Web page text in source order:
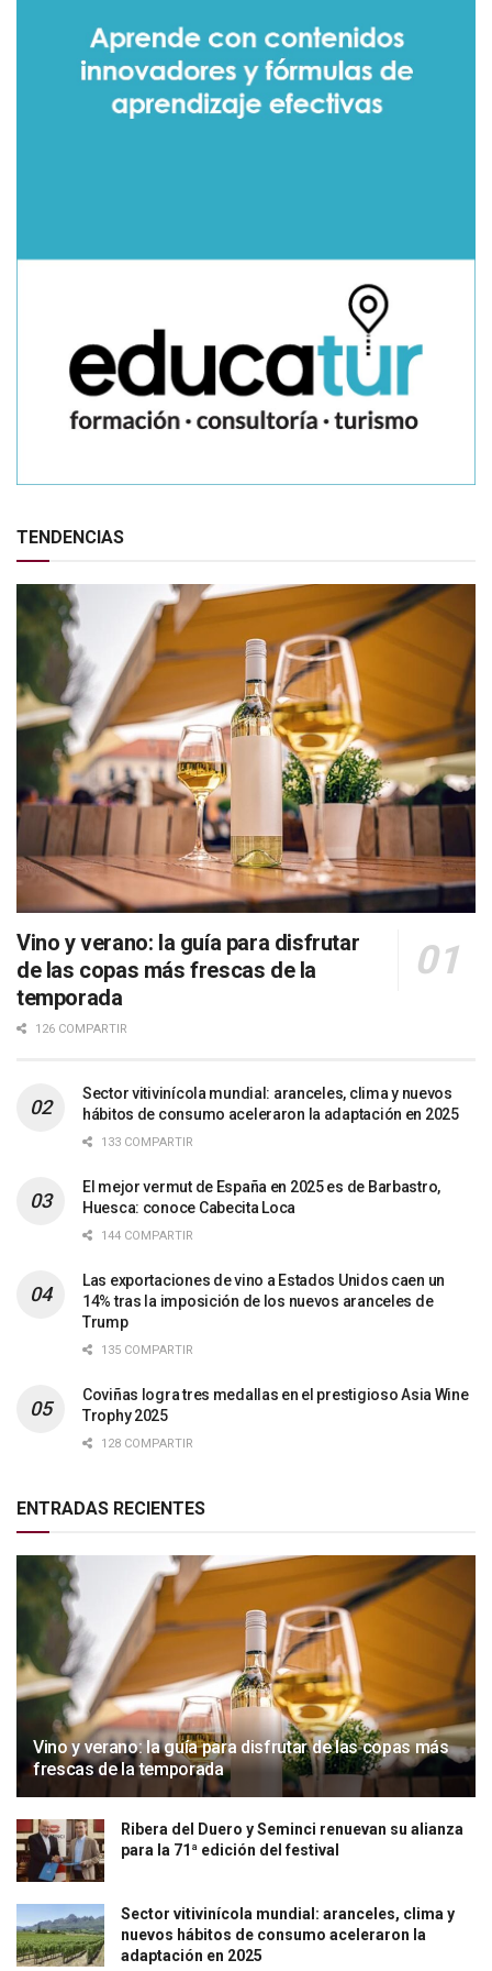
TENDENCIAS
Vino y verano: la guía para disfrutar
de las copas más frescas de la
temporada
126 COMPARTIR
Sector vitivinícola mundial: aranceles, clima y nuevos
hábitos de consumo aceleraron la adaptación en 2025
133 COMPARTIR
El mejor vermut de España en 2025 es de Barbastro,
Huesca: conoce Cabecita Loca
144 COMPARTIR
Las exportaciones de vino a Estados Unidos caen un
14% tras la imposición de los nuevos aranceles de
Trump
135 COMPARTIR
Coviñas logra tres medallas en el prestigioso Asia Wine
Trophy 2025
128 COMPARTIR
ENTRADAS RECIENTES
Vino y verano: la guía para disfrutar de las copas más
frescas de la temporada
Ribera del Duero y Seminci renuevan su alianza
para la 71ª edición del festival
Sector vitivinícola mundial: aranceles, clima y
nuevos hábitos de consumo aceleraron la
adaptación en 2025